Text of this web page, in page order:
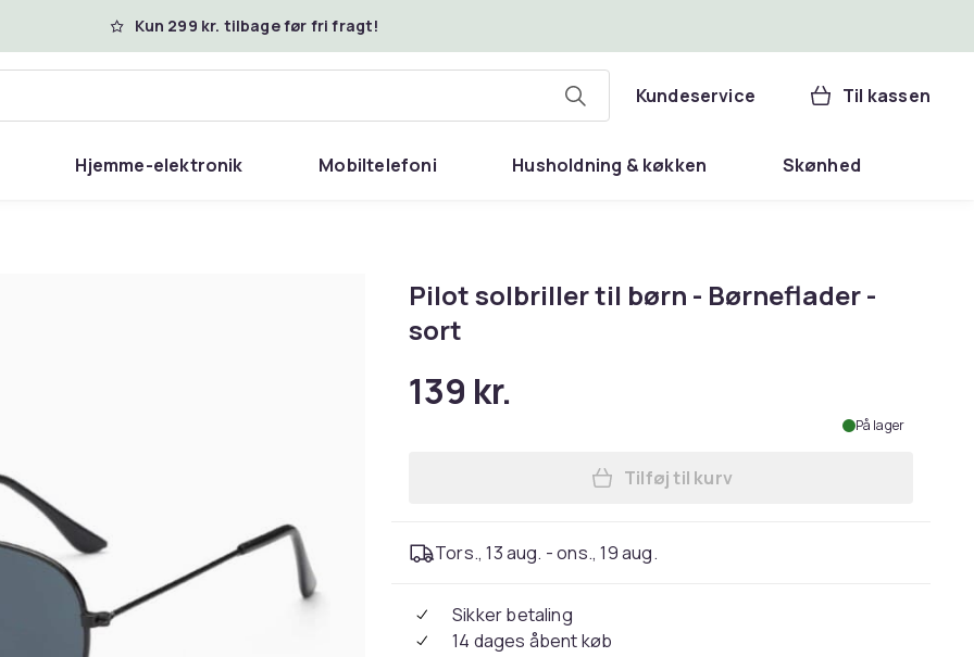
Kun 299 kr. tilbage før fri fragt!
Kundeservice Til kassen
Hjemme-elektronik Mobiltelefoni Husholdning & køkken Skønhed
Pilot solbriller til børn - Børneflader -
sort
139 kr.
På lager
Læg Pilot solbriller til børn -
Tilføj til kurv
Tors., 13 aug. - ons., 19 aug.
Sikker betaling
14 dages åbent køb